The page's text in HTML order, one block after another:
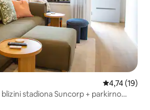
Prosječna
4,74 (19)
stadiona Suncorp + parkirno